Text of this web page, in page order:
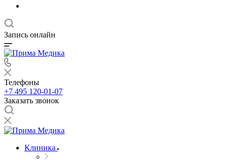
Запись онлайн
Телефоны
+7 495 120-01-07
Заказать звонок
Клиника